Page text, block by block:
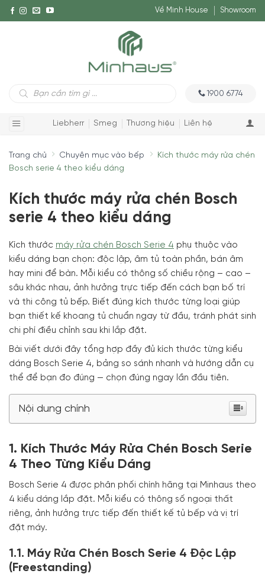
Về Minh House Showroom
Tìm
kiếm
1900 6774
Liebherr Smeg Thương hiệu Liên hệ
Trang chủ Chuyên mục vào bếp
Kích thước máy rửa chén
Bosch serie 4 theo kiểu dáng
Kích thước máy rửa chén Bosch
serie 4 theo kiểu dáng
Kích thước máy rửa chén Bosch Serie 4 phụ thuộc vào
kiểu dáng bạn chọn: độc lập, âm tủ toàn phần, bán âm
hay mini để bàn. Mỗi kiểu có thông số chiều rộng – cao –
sâu khác nhau, ảnh hưởng trực tiếp đến cách bạn bố trí
và thi công tủ bếp. Biết đúng kích thước từng loại giúp
bạn thiết kế khoang tủ chuẩn ngay từ đầu, tránh phát sinh
chi phí điều chỉnh sau khi lắp đặt.
Bài viết dưới đây tổng hợp đầy đủ kích thước từng kiểu
dáng Bosch Serie 4, bảng so sánh nhanh và hướng dẫn cụ
thể để bạn đo đúng — chọn đúng ngay lần đầu tiên.
Nội dung chính
1. Kích Thước Máy Rửa Chén Bosch Serie
4 Theo Từng Kiểu Dáng
Bosch Serie 4 được phân phối chính hãng tại Minhaus theo
4 kiểu dáng lắp đặt. Mỗi kiểu có thông số ngoại thất
riêng, ảnh hưởng trực tiếp đến thiết kế tủ bếp và vị trí
đặt máy.
1.1. Máy Rửa Chén Bosch Serie 4 Độc Lập
(Freestanding)